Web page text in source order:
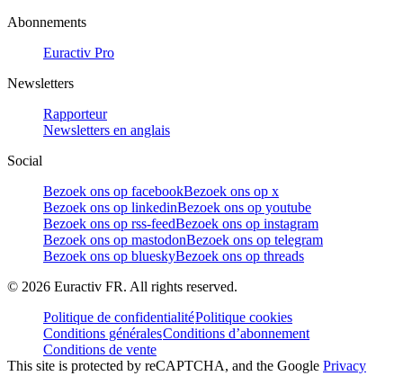
Abonnements
Euractiv Pro
Newsletters
Rapporteur
Newsletters en anglais
Social
Bezoek ons op facebookBezoek ons op x
Bezoek ons op linkedinBezoek ons op youtube
Bezoek ons op rss-feedBezoek ons op instagram
Bezoek ons op mastodonBezoek ons op telegram
Bezoek ons op blueskyBezoek ons op threads
© 2026 Euractiv FR. All rights reserved.
Politique de confidentialitéPolitique cookies
Conditions généralesConditions d’abonnement
Conditions de vente
This site is protected by reCAPTCHA, and the Google Privacy